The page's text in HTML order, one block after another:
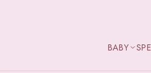
BABY